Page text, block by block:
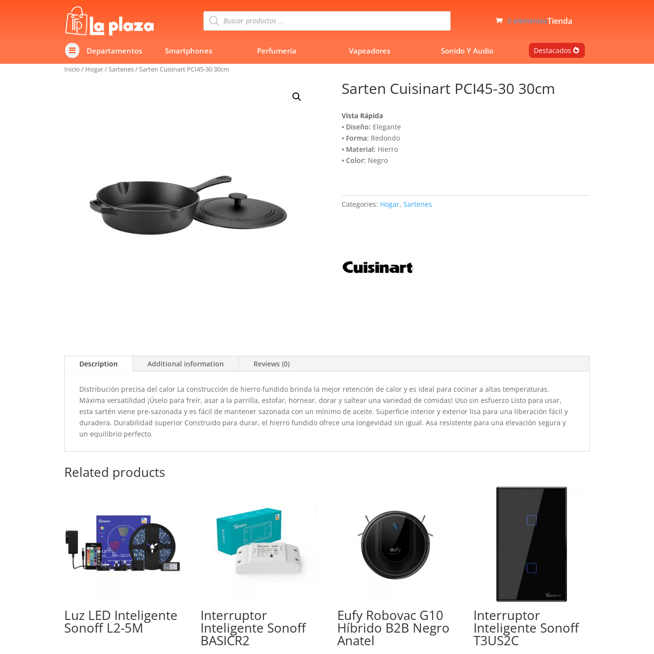
Búsqueda
de
productos
0 elementosTienda
 Departamentos Smartphones Perfumería Vapeadores Sonido Y Audio Destacados
Inicio / Hogar/Sartenes/Sarten Cuisinart PCI45-30 30cm
Sarten Cuisinart PCI45-30 30cm
Vista Rápida
• Diseño: Elegante
• Forma: Redondo
• Material: Hierro
• Color: Negro
Categories: Hogar, Sartenes
Description Additional information Reviews (0)
Distribución precisa del calor La construcción de hierro fundido brinda la mejor retención de calor y es ideal para cocinar a altas temperaturas.
Máxima versatilidad ¡Úselo para freír, asar a la parrilla, estofar, hornear, dorar y saltear una variedad de comidas! Uso sin esfuerzo Listo para usar,
esta sartén viene pre-sazonada y es fácil de mantener sazonada con un mínimo de aceite. Superficie interior y exterior lisa para una liberación fácil y
duradera. Durabilidad superior Construido para durar, el hierro fundido ofrece una longevidad sin igual. Asa resistente para una elevación segura y
un equilibrio perfecto.
Related products
Luz LED Inteligente
Sonoff L2-5M
Interruptor
Inteligente Sonoff
BASICR2
Eufy Robovac G10
Híbrido B2B Negro
Anatel
Interruptor
Inteligente Sonoff
T3US2C